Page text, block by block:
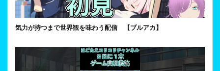
気力が持つまで世界観を味わう配信 【ブルアカ】